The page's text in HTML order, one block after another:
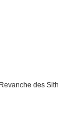
des Sith